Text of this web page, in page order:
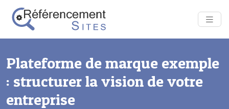
Plateforme de marque exemple
: structurer la vision de votre
entreprise